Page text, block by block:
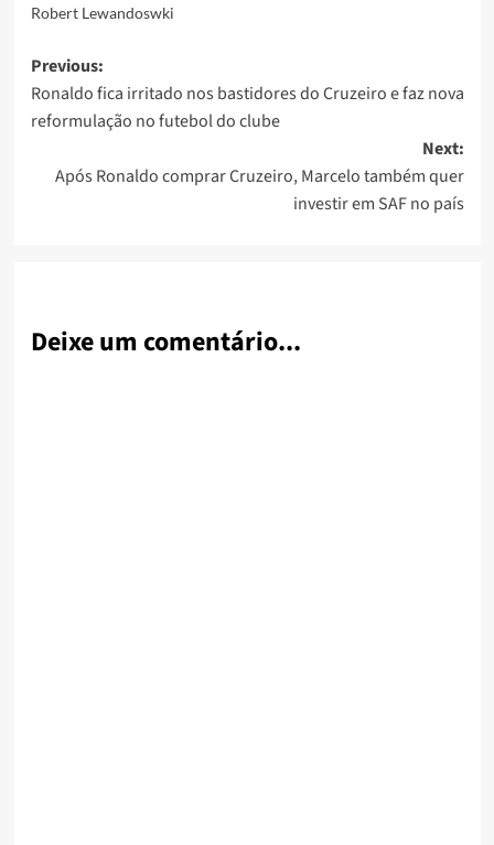
Robert Lewandoswki
Post
navigation
Previous:
Ronaldo fica irritado nos bastidores do Cruzeiro e faz nova
reformulação no futebol do clube
Next:
Após Ronaldo comprar Cruzeiro, Marcelo também quer
investir em SAF no país
Deixe um comentário...